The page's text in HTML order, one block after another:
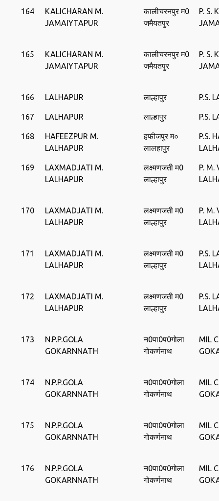
164
KALICHARAN M.
JAMAIYTAPUR
कालीचरनपुर म0
जमैयतपुर
P. S.
165
KALICHARAN M.
JAMAIYTAPUR
कालीचरनपुर म0
जमैयतपुर
P. S.
166 LALHAPUR लाल्हापुर P.S.
167 LALHAPUR लाल्हापुर P.S.
168
HAFEEZPUR M.
LALHAPUR
हफीजपुर म०
लालहापुर
P.S.
169
LAXMADJATI M.
LALHAPUR
लक्ष्मणजती म0
लाल्हापुर
P. M.
170
LAXMADJATI M.
LALHAPUR
लक्ष्मणजती म0
लाल्हापुर
P. M.
171
LAXMADJATI M.
LALHAPUR
लक्ष्मणजती म0
लाल्हापुर
P.S.
172
LAXMADJATI M.
LALHAPUR
लक्ष्मणजती म0
लाल्हापुर
P.S.
173
N.P.P.GOLA
GOKARNNATH
न0पा0प0गोला
गोकर्णनाथ
MIL
174
N.P.P.GOLA
GOKARNNATH
न0पा0प0गोला
गोकर्णनाथ
MIL
175
N.P.P.GOLA
GOKARNNATH
न0पा0प0गोला
गोकर्णनाथ
MIL
176
N.P.P.GOLA
GOKARNNATH
न0पा0प0गोला
गोकर्णनाथ
MIL